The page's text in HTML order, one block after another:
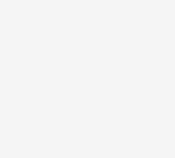
三者への提供は致しま
く場合、人の生命、身
ために必要であって、
ことが困難な場合、ご
人情報の利用・提供を
。